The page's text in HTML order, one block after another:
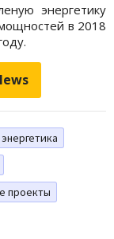
энергетику
в 2018
энергетика
проекты